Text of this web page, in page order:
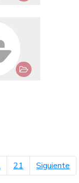
21 Siguiente